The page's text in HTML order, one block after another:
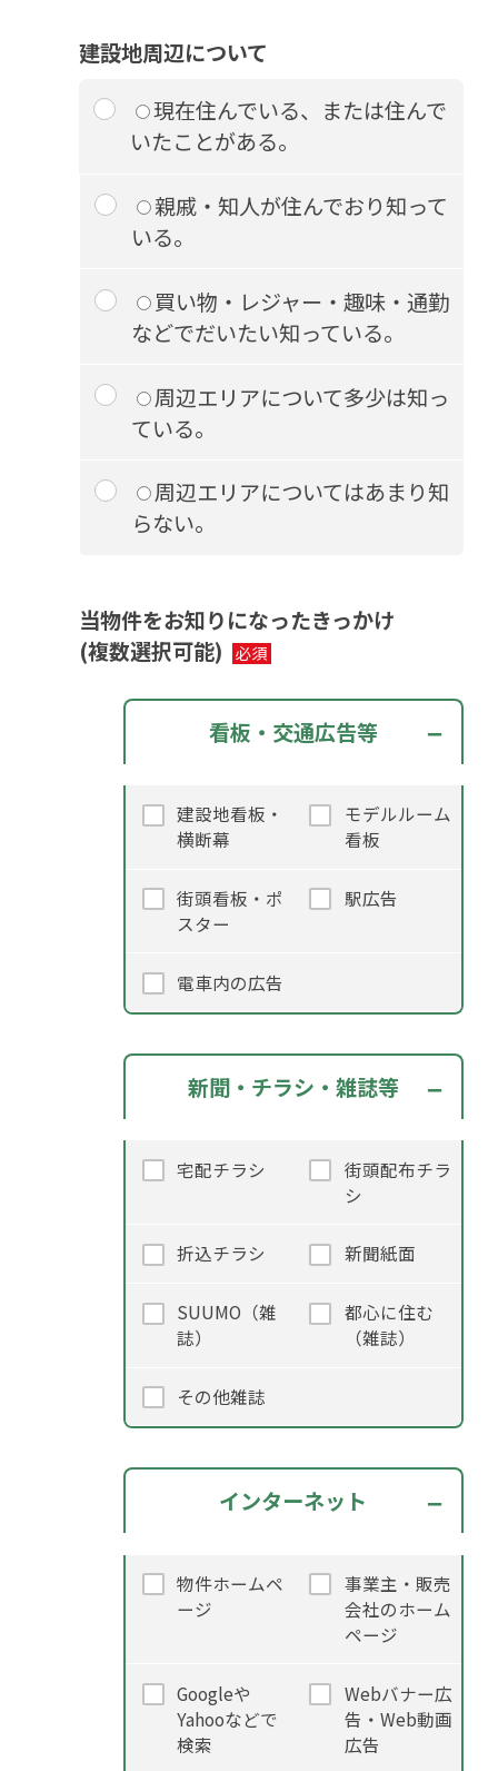
建設地周辺について
現在住んでいる、または住んで
いたことがある。
親戚・知人が住んでおり知って
いる。
買い物・レジャー・趣味・通勤
などでだいたい知っている。
周辺エリアについて多少は知っ
ている。
周辺エリアについてはあまり知
らない。
当物件をお知りになったきっかけ
(複数選択可能)
看板・交通広告等
建設地看板・
横断幕
モデルルーム
看板
街頭看板・ポ
スター
駅広告
電車内の広告
新聞・チラシ・雑誌等
宅配チラシ
街頭配布チラ
シ
折込チラシ 新聞紙面
SUUMO（雑
誌）
都心に住む
（雑誌）
その他雑誌
インターネット
物件ホームペ
ージ
事業主・販売
会社のホーム
ページ
Googleや
Yahooなどで
検索
Webバナー広
告・Web動画
広告